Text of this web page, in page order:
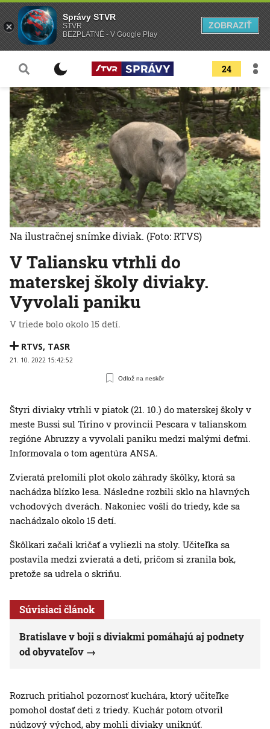
24
V Taliansku vtrhli do
materskej školy diviaky.
Vyvolali paniku
V triede bolo okolo 15 detí.
RTVS, TASR
21. 10. 2022 15:42:52
Odlož na neskôr
Na ilustračnej snímke diviak. (Foto: RTVS)
Štyri diviaky vtrhli v piatok (21. 10.) do materskej školy v
meste Bussi sul Tirino v provincii Pescara v talianskom
regióne Abruzzy a vyvolali paniku medzi malými deťmi.
Informovala o tom agentúra ANSA.
Zvieratá prelomili plot okolo záhrady škôlky, ktorá sa
nachádza blízko lesa. Následne rozbili sklo na hlavných
vchodových dverách. Nakoniec vošli do triedy, kde sa
nachádzalo okolo 15 detí.
Škôlkari začali kričať a vyliezli na stoly. Učiteľka sa
postavila medzi zvieratá a deti, pričom si zranila bok,
pretože sa udrela o skriňu.
Súvisiaci článok
Bratislave v boji s diviakmi pomáhajú aj podnety
od obyvateľov
Rozruch pritiahol pozornosť kuchára, ktorý učiteľke
pomohol dostať deti z triedy. Kuchár potom otvoril
núdzový východ, aby mohli diviaky uniknúť.
Správy STVR
STVR
BEZPLATNÉ - V Google Play
ZOBRAZIŤ